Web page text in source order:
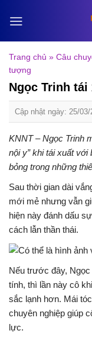
Trang chủ » Câu
tượng
Ngọc Trinh
Cập nhật ngày: 25/
KNNT – Ngọc Trinh
nội y” khi tái xuất với
bỏng trong những
Sau thời gian dài
mới mẻ nhưng vẫn
hiện này đánh dấu
cách lẫn thần thái.
Nếu trước đây,
tính, thì lần này cô
sắc lạnh hơn. Mái
chuyên nghiệp giúp
lực.